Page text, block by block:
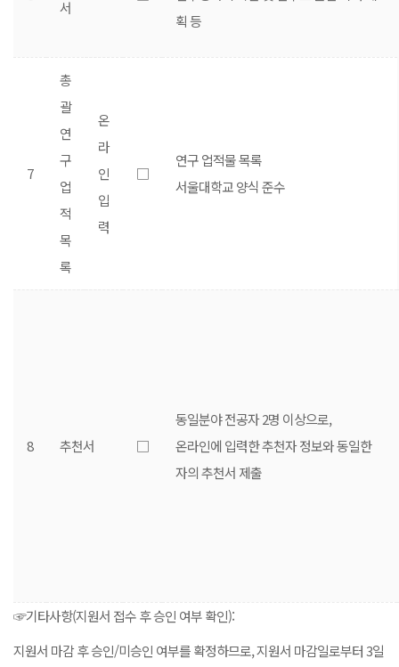
서
획 등
7
총
괄
연
구
업
적
목
록
온
라
인
입
력
□
연구 업적물 목록
서울대학교 양식 준수
8 추천서 □
동일분야 전공자 2명 이상으로,
온라인에 입력한 추천자 정보와 동일한
자의 추천서 제출
☞기타사항(지원서 접수 후 승인 여부 확인):
지원서 마감 후 승인/미승인 여부를 확정하므로, 지원서 마감일로부터 3일